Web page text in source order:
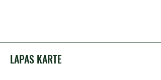
LAPAS KARTE